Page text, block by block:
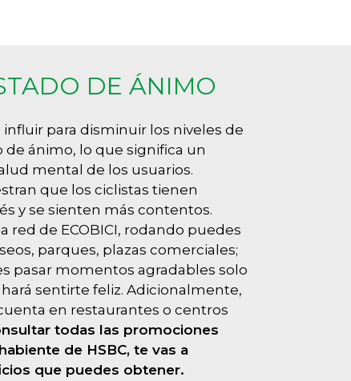
DE ÁNIMO
para disminuir los niveles de
de ánimo, lo que significa un
mental de los usuarios.
que los ciclistas tienen
y se sienten más contentos.
red de ECOBICI, rodando puedes
parques, plazas comerciales;
pasar momentos agradables solo
sentirte feliz. Adicionalmente,
en restaurantes o centros
todas las promociones
de HSBC, te vas a
que puedes obtener.